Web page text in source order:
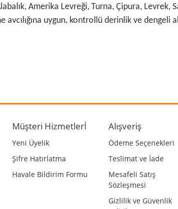
Amerika Levreği, Turna, Çipura,
avcılığına uygun, kontrollü derinlik ve dengeli
bozuk veya görüntülenemiyor.
bulunuyor.
daha pahalı.
alternatifler olmalı.
Müşteri Hizmetlerİ
Yeni Üyelik
Şifre Hatırlatma
Havale Bildirim Formu
Alışveriş
Ödeme Seçenekleri
Teslimat ve İade
Mesafeli Satış
Sözleşmesi
Gizlilik ve Güvenlik